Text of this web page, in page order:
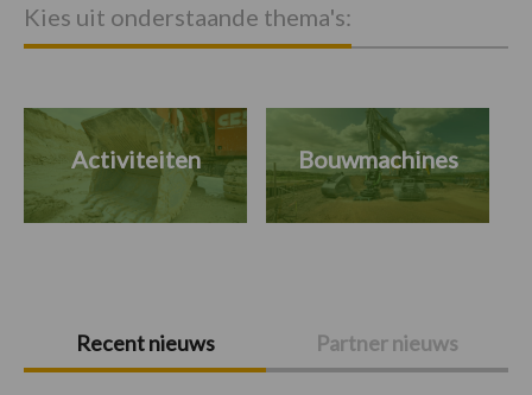
Primaire
Sidebar
Recent nieuws Partner nieuws
Kies uit onderstaande thema's:
Activiteiten Bouwmachines